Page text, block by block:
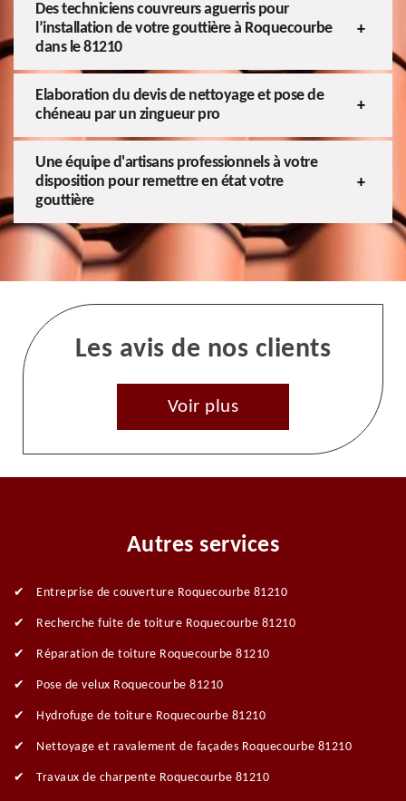
Des techniciens couvreurs aguerris pour
l’installation de votre gouttière à Roquecourbe
dans le 81210
Elaboration du devis de nettoyage et pose de
chéneau par un zingueur pro
Une équipe d'artisans professionnels à votre
disposition pour remettre en état votre
gouttière
Les avis de nos clients
Voir plus
Autres services
Entreprise de couverture Roquecourbe 81210
Recherche fuite de toiture Roquecourbe 81210
Réparation de toiture Roquecourbe 81210
Pose de velux Roquecourbe 81210
Hydrofuge de toiture Roquecourbe 81210
Nettoyage et ravalement de façades Roquecourbe 81210
Travaux de charpente Roquecourbe 81210